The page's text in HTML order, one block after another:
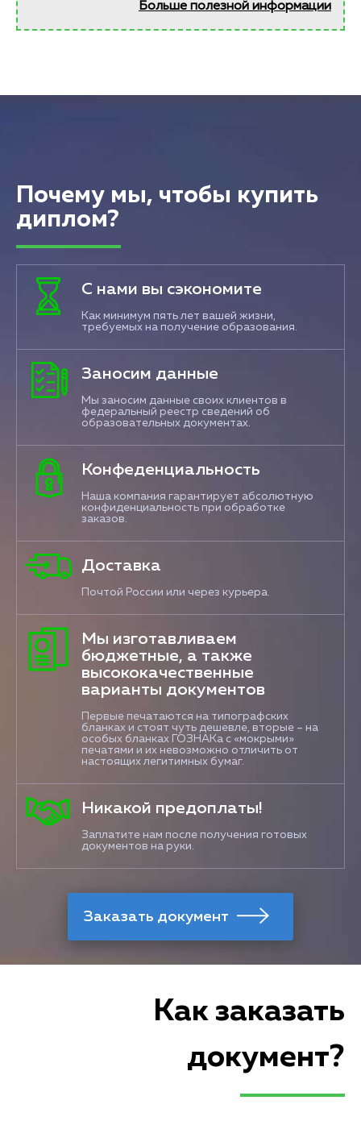
Больше полезной информации
Почему мы, чтобы купить
диплом?
С нами вы сэкономите
Как минимум пять лет вашей жизни,
требуемых на получение образования.
Заносим данные
Мы заносим данные своих клиентов в
федеральный реестр сведений об
образовательных документах.
Конфеденциальность
Наша компания гарантирует абсолютную
конфиденциальность при обработке
заказов.
Доставка
Почтой России или через курьера.
Мы изготавливаем
бюджетные, а также
высококачественные
варианты документов
Первые печатаются на типографских
бланках и стоят чуть дешевле, вторые – на
особых бланках ГОЗНАКа с «мокрыми»
печатями и их невозможно отличить от
настоящих легитимных бумаг.
Никакой предоплаты!
Заплатите нам после получения готовых
документов на руки.
Как заказать
документ?